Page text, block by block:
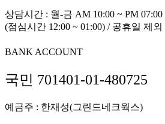
상담시간 : 월-금 AM 10:00 ~ PM 07:00
(점심시간 12:00 ~ 01:00) / 공휴일 제외
BANK ACCOUNT
국민 701401-01-480725
예금주 : 한재성(그린드네크웍스)